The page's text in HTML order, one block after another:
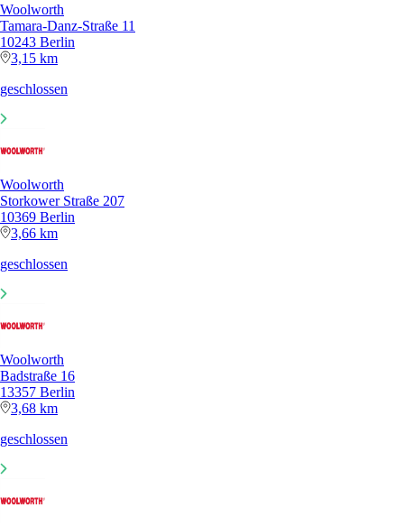
Woolworth
Tamara-Danz-Straße 11
10243 Berlin
3,15 km
geschlossen
Woolworth
Storkower Straße 207
10369 Berlin
3,66 km
geschlossen
Woolworth
Badstraße 16
13357 Berlin
3,68 km
geschlossen